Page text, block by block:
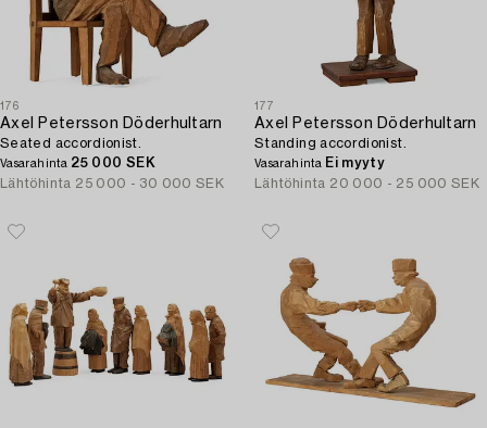
176
Axel Petersson Döderhultarn
Seated accordionist.
Vasarahinta 25 000 SEK
Lähtöhinta 25 000 - 30 000 SEK
177
Axel Petersson Döderhultarn
Standing accordionist.
Vasarahinta Ei myyty
Lähtöhinta 20 000 - 25 000 SEK